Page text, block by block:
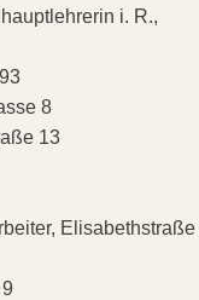
i. R.,
8
13
Elisabethstraße